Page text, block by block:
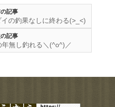
記事
の釣果なしに終わる(>_<)
記事
無し釣れる＼(^o^)／